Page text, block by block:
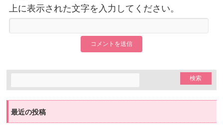
上に表示された文字を入力してください。
最近の投稿